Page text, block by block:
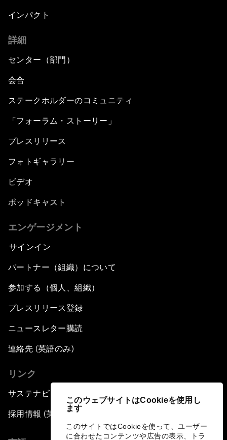
このウェブサイトはCookieを使用し
ます
このサイトではCookieを使って、ユーザー
に合わせたコンテンツや広告の表示、トラ
インパクト
詳細
センター（部門）
会合
ステークホルダーのコミュニティ
「フォーラム・ストーリー」
プレスリリース
フォトギャラリー
ビデオ
ポッドキャスト
エンゲージメント
サインイン
パートナー（組織）について
参加する（個人、組織）
プレスリリース登録
ニュースレター購読
連絡先 (英語のみ)
リンク
サステナビリティへの取り組み
採用情報 (英語のみ)